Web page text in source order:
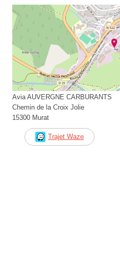
Avia AUVERGNE CARBURANTS
Chemin de la Croix Jolie
15300 Murat
Trajet Waze